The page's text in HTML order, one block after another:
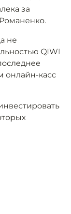
за
не
QIWI
онлайн-касс